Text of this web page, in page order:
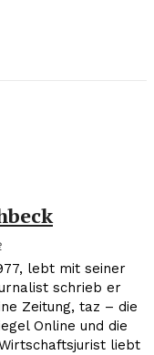
lebt mit seiner
schrieb er
Zeitung, taz – die
Online und die
liebt